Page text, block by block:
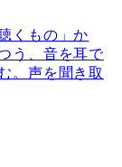
くもの」か
う、音を耳で
。声を聞き取